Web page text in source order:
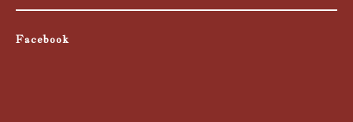
Facebook